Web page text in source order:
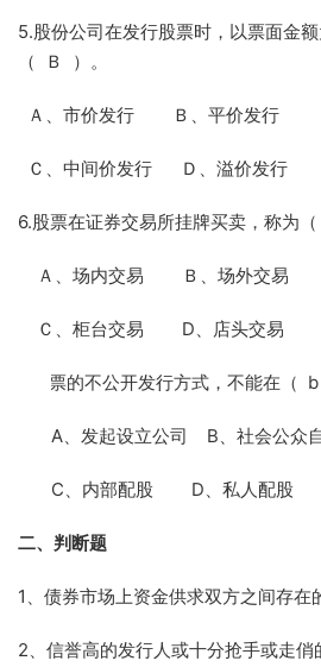
5.股份公司在发行股票时，以票面金
（ Ｂ ）。
Ａ、市价发行 Ｂ、平价发行
Ｃ、中间价发行 Ｄ、溢价发行
6.股票在证券交易所挂牌买卖，称为
Ａ、场内交易 Ｂ、场外交易
Ｃ、柜台交易 D、店头交易
7.股票的不公开发行方式，不能在（
A、发起设立公司 B、社会公众
C、内部配股 D、私人配股
二、判断题
1、债券市场上资金供求双方之间存在
2、信誉高的发行人或十分抢手或走